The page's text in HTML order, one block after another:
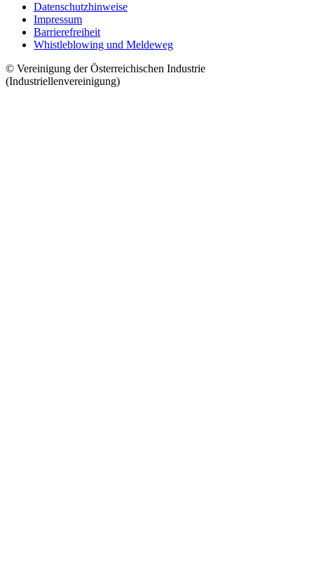
Datenschutzhinweise
Impressum
Barrierefreiheit
Whistleblowing und Meldeweg
© Vereinigung der Österreichischen Industrie
(Industriellenvereinigung)